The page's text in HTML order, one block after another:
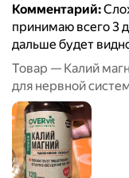
Комментарий:
принимаю всего 3
дальше будет
Товар — Калий
для нервной